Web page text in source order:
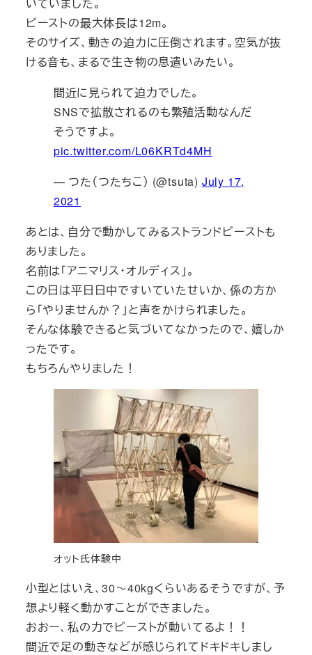
いていました。
ビーストの最大体長は12m。
そのサイズ、動きの迫力に圧倒されます。空気が抜
ける音も、まるで生き物の息遣いみたい。
間近に見られて迫力でした。
SNSで拡散されるのも繁殖活動なんだ
そうですよ。
pic.twitter.com/L06KRTd4MH
— つた（つたちこ） (@tsuta) July 17,
2021
あとは、自分で動かしてみるストランドビーストも
ありました。
名前は「アニマリス・オルディス」。
この日は平日日中ですいていたせいか、係の方か
ら「やりませんか？」と声をかけられました。
そんな体験できると気づいてなかったので、嬉しか
ったです。
もちろんやりました！
オット氏体験中
小型とはいえ、30～40kgくらいあるそうですが、予
想より軽く動かすことができました。
おおー、私の力でビーストが動いてるよ！！
間近で足の動きなどが感じられてドキドキしまし